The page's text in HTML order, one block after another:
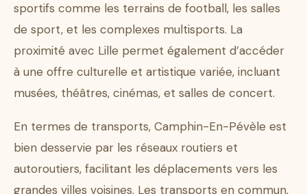
sportifs comme les terrains de football, les salles
de sport, et les complexes multisports. La
proximité avec Lille permet également d’accéder
à une offre culturelle et artistique variée, incluant
musées, théâtres, cinémas, et salles de concert.
En termes de transports, Camphin-En-Pévèle est
bien desservie par les réseaux routiers et
autoroutiers, facilitant les déplacements vers les
grandes villes voisines. Les transports en commun,